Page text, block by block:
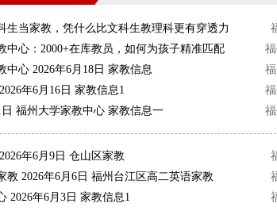
生当家教，凭什么比文科生教理科更有穿透力
中心：2000+在库教员，如何为孩子精准匹配
中心 2026年6月18日 家教信息
年6月16日 家教信息1
日 福州大学家教中心 家教信息一
年6月9日 仓山区家教
教 2026年6月6日 福州台江区高二英语家教
2026年6月3日 家教信息1